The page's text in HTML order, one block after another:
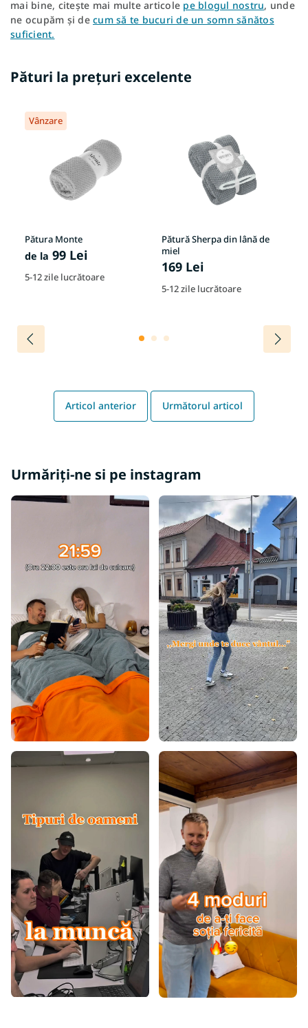
mai bine, citește mai multe articole pe blogul nostru, unde
ne ocupăm și de cum să te bucuri de un somn sănătos
suficient.
Pături la prețuri excelente
Vânzare
Pătura Monte
de la 99 Lei
5-12 zile lucrătoare
Pătură Sherpa din lână de
miel
169 Lei
5-12 zile lucrătoare
Articol anterior Următorul articol
Urmăriți-ne si pe instagram